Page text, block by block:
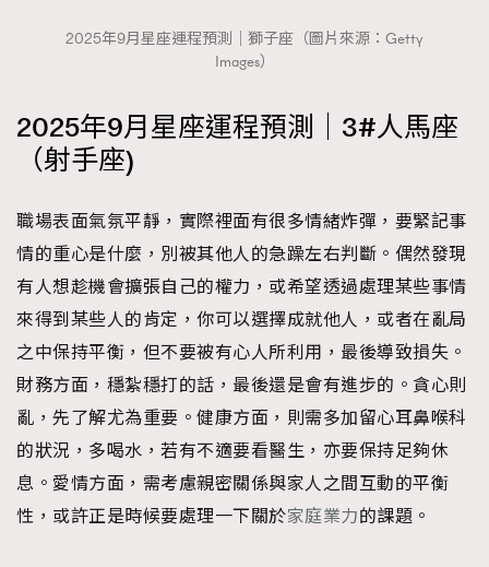
2025年9月星座運程預測｜獅子座（圖片來源：Getty
Images）
2025年9月星座運程預測｜3#人馬座
（射手座)
職場表面氣氛平靜，實際裡面有很多情緒炸彈，要緊記事
情的重心是什麼，別被其他人的急躁左右判斷。偶然發現
有人想趁機會擴張自己的權力，或希望透過處理某些事情
來得到某些人的肯定，你可以選擇成就他人，或者在亂局
之中保持平衡，但不要被有心人所利用，最後導致損失。
財務方面，穩紮穩打的話，最後還是會有進步的。貪心則
亂，先了解尤為重要。健康方面，則需多加留心耳鼻喉科
的狀況，多喝水，若有不適要看醫生，亦要保持足夠休
息。愛情方面，需考慮親密關係與家人之間互動的平衡
性，或許正是時候要處理一下關於家庭業力的課題。